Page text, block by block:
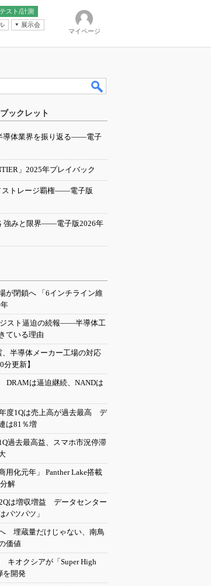
テスト/計測
展示会
マイページ
ックレット
導体業界を振り返る――電子
」2025年プレイバック
ストレージ覇権――電子版
強みと限界――電子版2026年
が閉鎖へ 「6インチライン維
スト逼迫の続報――半導体工
ている理由
半導体メーカー工場の対応
更新】
DRAMは逼迫継続、NANDは
度1Qは売上高が過去最高 デ
は81％増
過去最高益、スマホ市況停滞
用化元年」 Panther Lake搭載
解
は増収増益 データセンター
パツパツ」
埋蔵量だけじゃない、南鳥
価値
キオクシアが「Super High
を開発